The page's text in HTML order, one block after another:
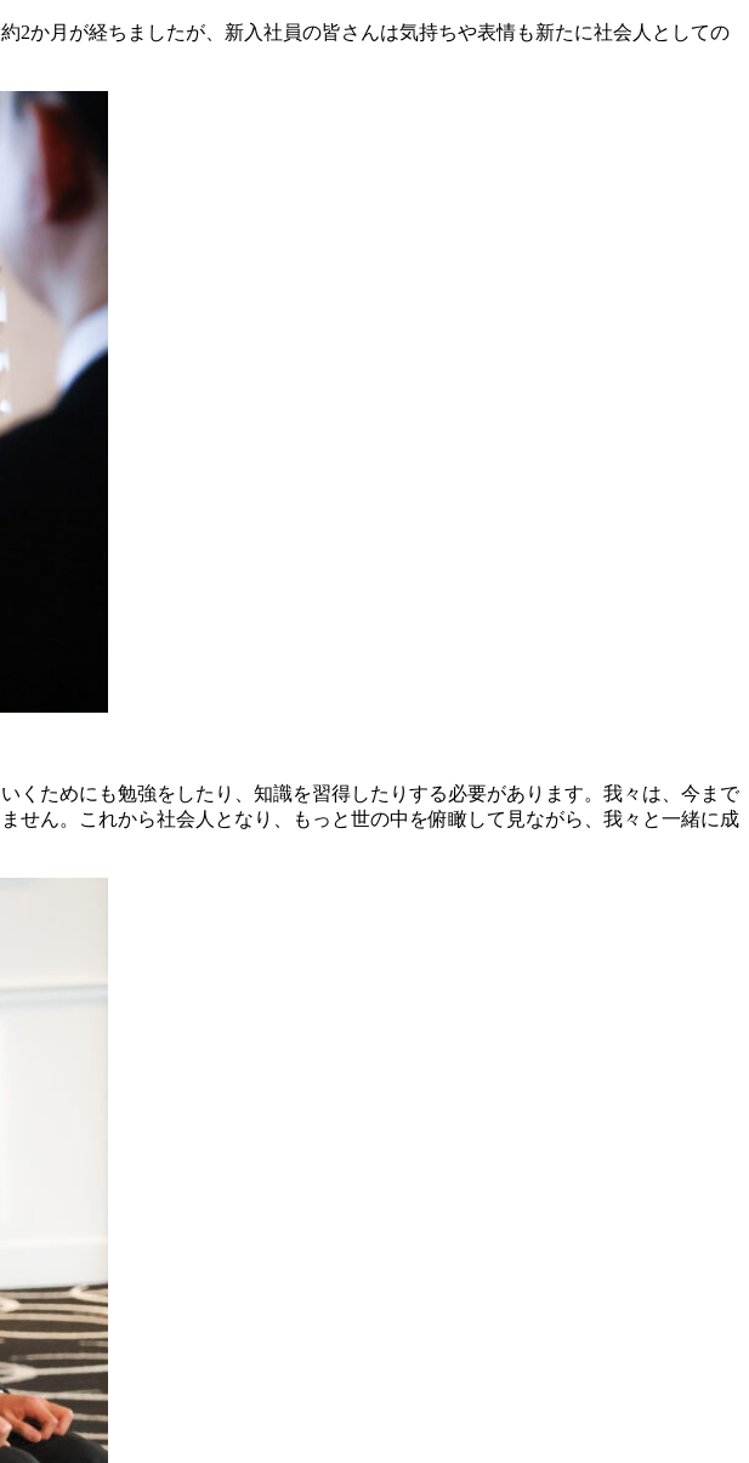
2か月が経ちましたが、新入社員の皆さんは気持ちや表情も新たに社会人としての
ためにも勉強をしたり、知識を習得したりする必要があります。我々は、今まで
せん。これから社会人となり、もっと世の中を俯瞰して見ながら、我々と一緒に成